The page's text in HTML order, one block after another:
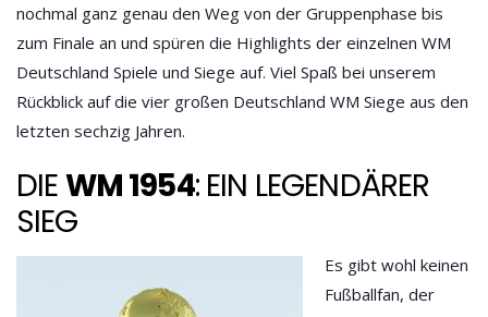
nochmal ganz genau den Weg von der Gruppenphase bis
zum Finale an und spüren die Highlights der einzelnen WM
Deutschland Spiele und Siege auf. Viel Spaß bei unserem
Rückblick auf die vier großen Deutschland WM Siege aus den
letzten sechzig Jahren.
DIEWM 1954: EIN LEGENDÄRER
SIEG
Es gibt wohl keinen
Fußballfan, der